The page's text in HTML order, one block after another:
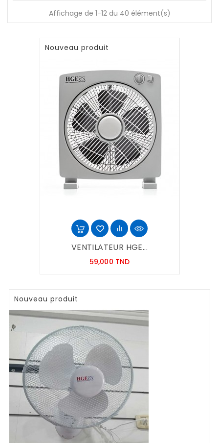
Affichage de 1-12 du 40 élément(s)
Nouveau produit
VENTILATEUR HGE...
59,000 TNDPrix
Nouveau produit